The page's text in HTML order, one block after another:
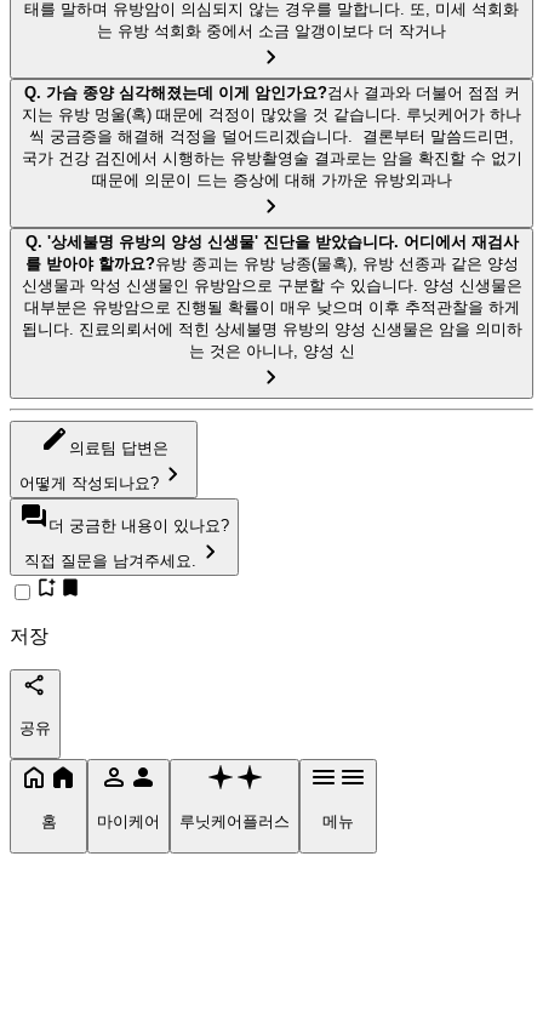
태를 말하며 유방암이 의심되지 않는 경우를 말합니다. 또, 미세 석회화
는 유방 석회화 중에서 소금 알갱이보다 더 작거나
Q. 가슴 종양 심각해졌는데 이게 암인가요?검사 결과와 더불어 점점 커
지는 유방 멍울(혹) 때문에 걱정이 많았을 것 같습니다. 루닛케어가 하나
씩 궁금증을 해결해 걱정을 덜어드리겠습니다. 결론부터 말씀드리면,
국가 건강 검진에서 시행하는 유방촬영술 결과로는 암을 확진할 수 없기
때문에 의문이 드는 증상에 대해 가까운 유방외과나
Q. '상세불명 유방의 양성 신생물' 진단을 받았습니다. 어디에서 재검사
를 받아야 할까요?유방 종괴는 유방 낭종(물혹), 유방 선종과 같은 양성
신생물과 악성 신생물인 유방암으로 구분할 수 있습니다. 양성 신생물은
대부분은 유방암으로 진행될 확률이 매우 낮으며 이후 추적관찰을 하게
됩니다. 진료의뢰서에 적힌 상세불명 유방의 양성 신생물은 암을 의미하
는 것은 아니나, 양성 신
의료팀 답변은
어떻게 작성되나요?
더 궁금한 내용이 있나요?
직접 질문을 남겨주세요.
저장
공유
홈 마이케어 루닛케어플러스 메뉴